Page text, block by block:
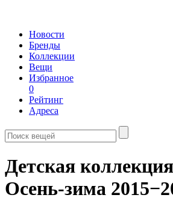
Новости
Бренды
Коллекции
Вещи
Избранное
0
Рейтинг
Адреса
Детская
Осень-зима